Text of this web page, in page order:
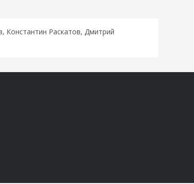
Константин Раскатов, Дмитрий